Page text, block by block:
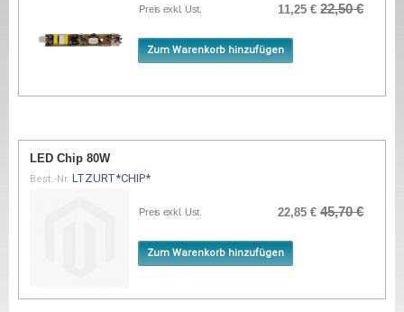
Preis exkl. Ust. 11,25 € 22,50 €
Zum Warenkorb hinzufügen
LED Chip 80W
Best.-Nr. LTZURT*CHIP*
Preis exkl. Ust. 22,85 € 45,70 €
Zum Warenkorb hinzufügen